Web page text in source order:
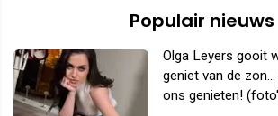
Populair nieuws
Olga Leyers gooit
geniet van de
ons genieten!